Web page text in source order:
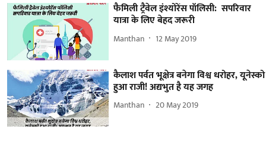
फैमिली ट्रैवेल इंश्योरेंस पॉलिसी: सपरिवार
यात्रा के लिए बेहद जरूरी
Manthan 12 May 2019
कैलाश पर्वत भूक्षेत्र बनेगा विश्व धरोहर, यूनेस्को
हुआ राजी! अद्यभुत है यह जगह
Manthan 20 May 2019